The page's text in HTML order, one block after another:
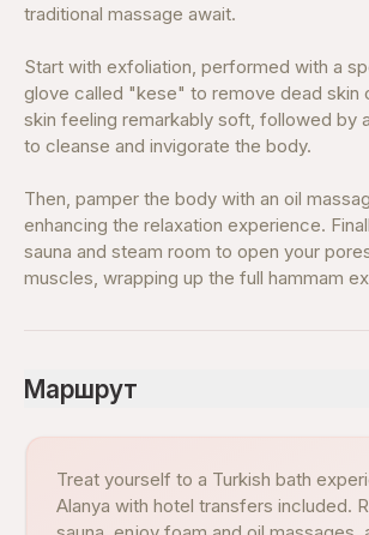
traditional massage await.
Start with exfoliation, performed with a
glove called "kese" to remove dead skin
skin feeling remarkably soft, followed by
to cleanse and invigorate the body.
Then, pamper the body with an oil
enhancing the relaxation experience.
sauna and steam room to open your
muscles, wrapping up the full hammam
Маршрут
Treat yourself to a Turkish bath
Alanya with hotel transfers included.